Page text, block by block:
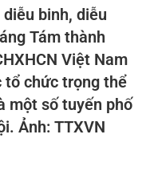
binh, diễu
Tám thành
Việt Nam
chức trọng thể
một số tuyến phố
Ảnh: TTXVN